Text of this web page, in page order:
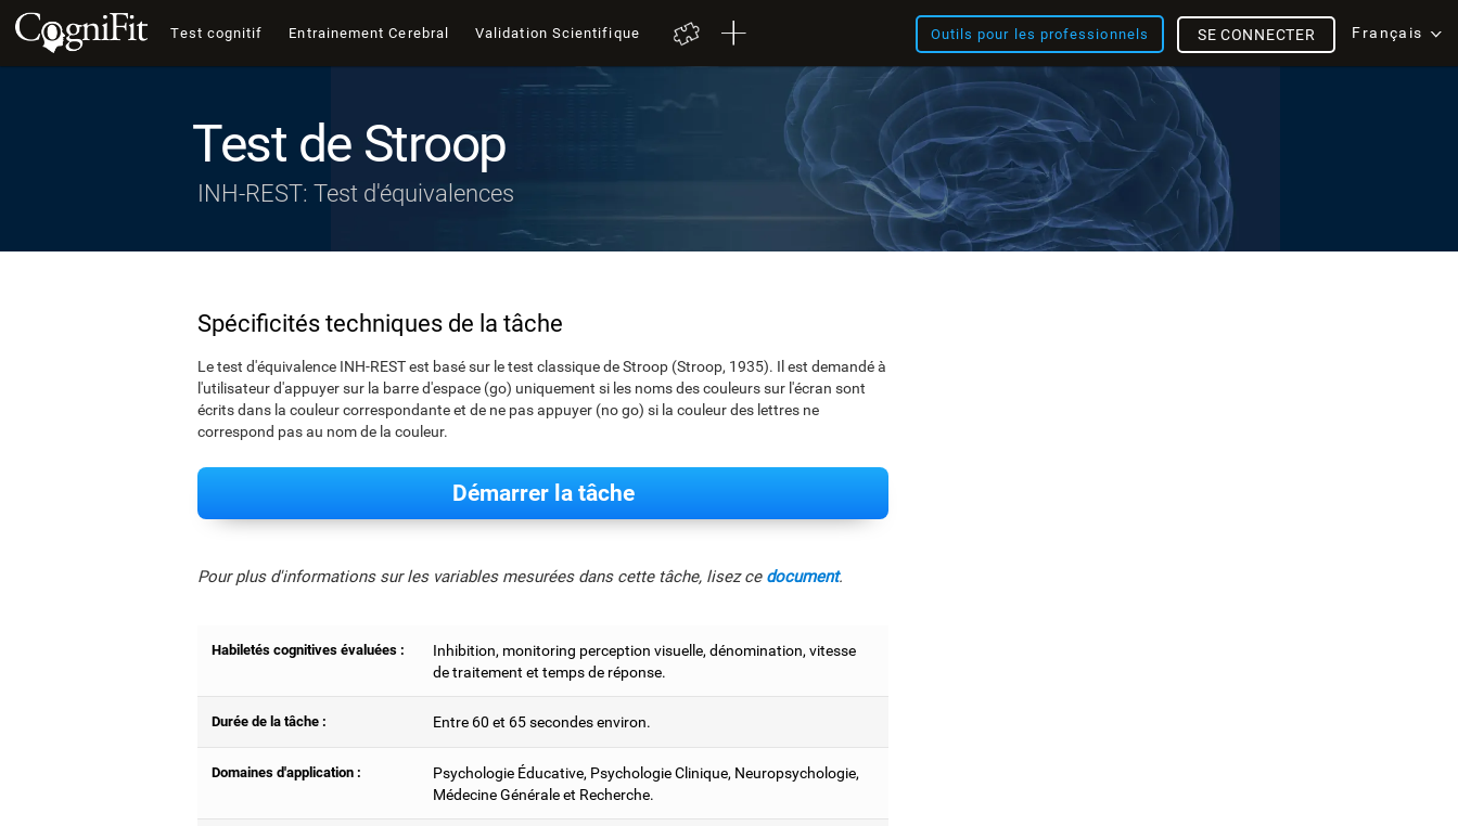
Test cognitif Entrainement Cerebral Validation Scientifique Outils pour les professionnels Français
SE CONNECTER
Test de Stroop
INH-REST: Test d'équivalences
Spécificités techniques de la tâche
Le test d'équivalence INH-REST est basé sur le test classique de Stroop (Stroop, 1935). Il est demandé à
l'utilisateur d'appuyer sur la barre d'espace (go) uniquement si les noms des couleurs sur l'écran sont
écrits dans la couleur correspondante et de ne pas appuyer (no go) si la couleur des lettres ne
correspond pas au nom de la couleur.
Démarrer la tâche
Pour plus d'informations sur les variables mesurées dans cette tâche, lisez ce document.
Habiletés cognitives évaluées :
Inhibition, monitoring perception visuelle, dénomination, vitesse
de traitement et temps de réponse.
Durée de la tâche : Entre 60 et 65 secondes environ.
Domaines d'application :
Psychologie Éducative, Psychologie Clinique, Neuropsychologie,
Médecine Générale et Recherche.